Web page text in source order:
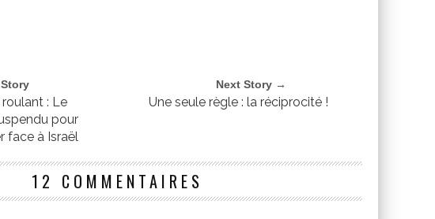
: Le
pour
face à Israël
Next Story →
Une seule règle : la réciprocité !
12 COMMENTAIRES